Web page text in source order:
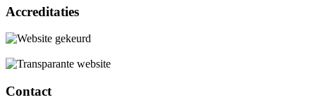
Accreditaties
Contact